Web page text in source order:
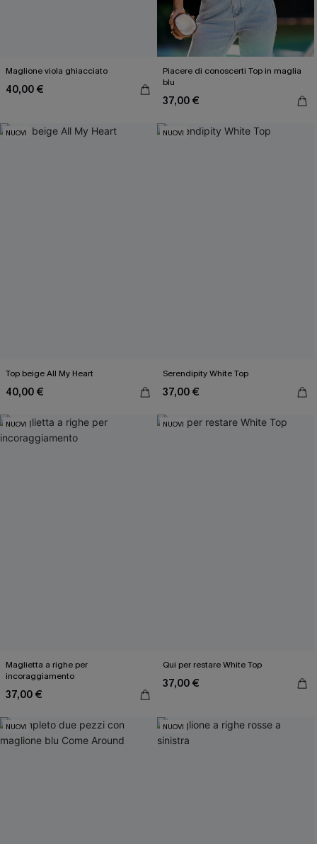
Maglione viola ghiacciato
40,00 €
Piacere di conoscerti Top in maglia
blu
37,00 €
NUOVI
Top beige All My Heart
40,00 €
NUOVI
Serendipity White Top
37,00 €
NUOVI
Maglietta a righe per
incoraggiamento
37,00 €
NUOVI
Qui per restare White Top
37,00 €
NUOVI NUOVI